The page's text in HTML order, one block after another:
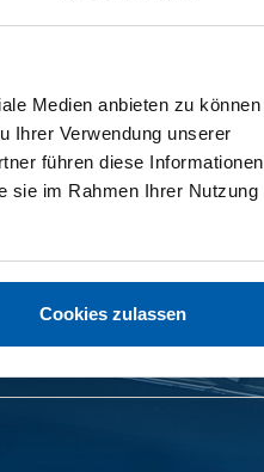
Medien anbieten zu können
Ihrer Verwendung unserer
führen diese Informationen
sie im Rahmen Ihrer Nutzung
Cookies zulassen